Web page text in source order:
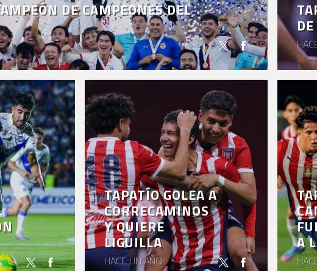
DE CAMPEONES DEL
TAPATÍO GOLEA A
CORRECAMINOS
Y QUIERE
LIGUILLA
HACE UN AÑO
A